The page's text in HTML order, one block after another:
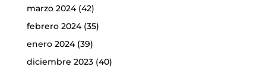
marzo 2024(42)
febrero 2024(35)
enero 2024(39)
diciembre 2023(40)